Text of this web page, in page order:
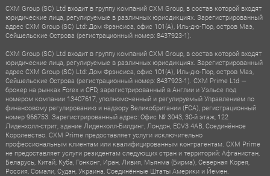
CXM Group (SC) Ltd входит в группу компаний CXM Group, в состав которой входят
юридические лица, регулируемые в различных юрисдикциях. Зарегистрированный
адрес CXM Group (SC) Ltd: Дом Фрэнсиса, офис 101(A), Иль-дю-Пор, остров Маэ,
Сейшельские Острова (регистрационный номер: 8437923-1).
CXM Group (SC) Ltd входит в группу компаний CXM Group, в состав которой входят
юридические лица, регулируемые в различных юрисдикциях. Зарегистрированный
адрес CXM Group (SC) Ltd: Дом Фрэнсиса, офис 101(A), Иль-дю-Пор, остров Маэ,
Сейшельские Острова (регистрационный номер: 8437923-1). CXM Prime Ltd —
брокер на рынках Forex и CFD, зарегистрированный в Англии и Уэльсе под
номером компании 13407617, уполномоченный и регулируемый Управлением по
финансовому регулированию и надзору Великобритании (FCA), регистрационный
номер 966753. Зарегистрированный адрес: Офис № 3043, 30-й этаж, 122
Лиденхолл-стрит, здание Лиденхолл-Билдинг, Лондон, ECV3 4AB, Соединённое
Королевство. CXM Prime предоставляет услуги исключительно
профессиональным клиентам или квалифицированным контрагентам. CXM Prime
не предоставляет услуги резидентам следующих стран и территорий: Афганистан,
Беларусь, Китай, Куба, Гонконг, Иран, Ливия, Мьянма (Бирма), Северная Корея,
Россия, Сомали, Судан, Украина, Соединённые Штаты Америки и Йемен.